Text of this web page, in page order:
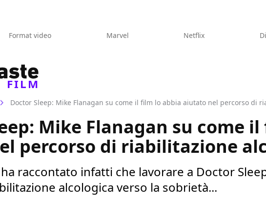
Format video Marvel Netflix
FILM
Doctor Sleep: Mike Flanagan su come il film lo abbia aiutato nel percorso di
Mike Flanagan su come
percorso di riabilitazione
raccontato infatti che lavorare a Doctor
alcologica verso la sobrietà...